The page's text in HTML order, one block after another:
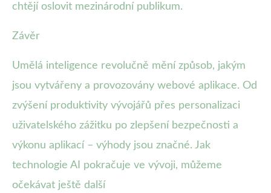
chtějí oslovit mezinárodní publikum.
Závěr
Umělá inteligence revolučně mění způsob, jakým
jsou vytvářeny a provozovány webové aplikace. Od
zvýšení produktivity vývojářů přes personalizaci
uživatelského zážitku po zlepšení bezpečnosti a
výkonu aplikací – výhody jsou značné. Jak
technologie AI pokračuje ve vývoji, můžeme
očekávat ještě další